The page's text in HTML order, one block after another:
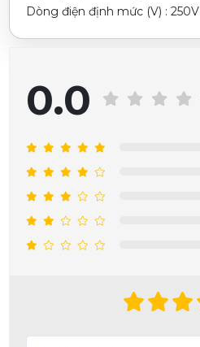
Dòng điện định mức (V) : 250V
0.0